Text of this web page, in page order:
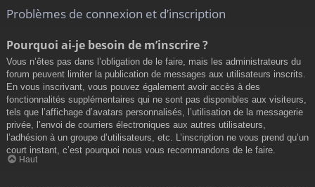
Problèmes de connexion et d’inscription
Pourquoi ai-je besoin de m’inscrire ?
Vous n’êtes pas dans l’obligation de le faire, mais les administrateurs du
forum peuvent limiter la publication de messages aux utilisateurs inscrits.
En vous inscrivant, vous pouvez également avoir accès à des
fonctionnalités supplémentaires qui ne sont pas disponibles aux visiteurs,
tels que l’affichage d’avatars personnalisés, l’utilisation de la messagerie
privée, l’envoi de courriers électroniques aux autres utilisateurs,
l’adhésion à un groupe d’utilisateurs, etc. L’inscription ne vous prend qu’un
court instant, c’est pourquoi nous vous recommandons de le faire.
Haut